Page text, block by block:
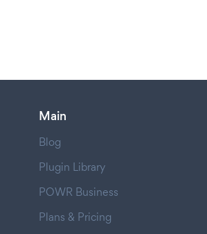
Main
Blog
Plugin Library
POWR Business
Plans & Pricing